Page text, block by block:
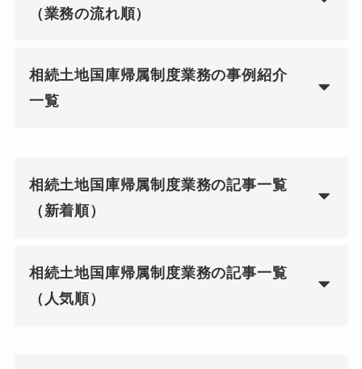
（業務の流れ順）
相続土地国庫帰属制度業務の事例紹介
一覧
相続土地国庫帰属制度業務の記事一覧
（新着順）
相続土地国庫帰属制度業務の記事一覧
（人気順）